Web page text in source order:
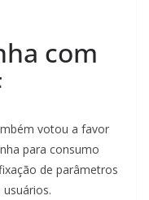
com
votou a favor
para consumo
de parâmetros